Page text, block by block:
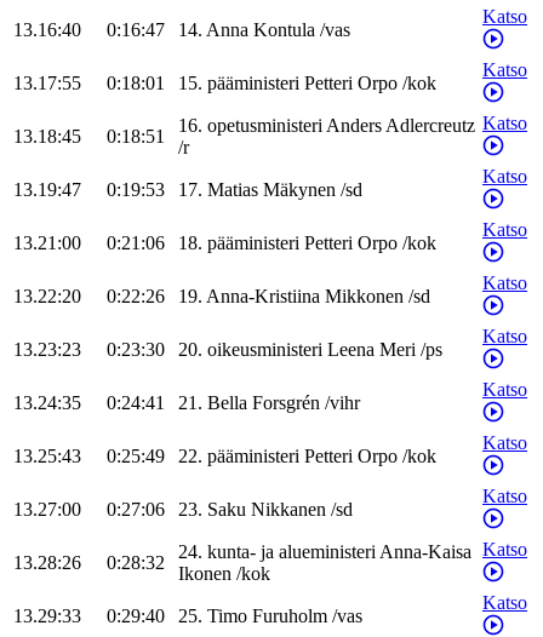
13.16:40 0:16:47 14. Anna Kontula /vas
Katso
13.17:55 0:18:01 15. pääministeri Petteri Orpo /kok
Katso
13.18:45 0:18:51
16. opetusministeriAndersAdlercreutz
/r
Katso
13.19:47 0:19:53 17. Matias Mäkynen /sd
Katso
13.21:00 0:21:06 18. pääministeri Petteri Orpo /kok
Katso
13.22:20 0:22:26 19. Anna-Kristiina Mikkonen /sd
Katso
13.23:23 0:23:30 20. oikeusministeri Leena Meri /ps
Katso
13.24:35 0:24:41 21. Bella Forsgrén /vihr
Katso
13.25:43 0:25:49 22. pääministeri Petteri Orpo /kok
Katso
13.27:00 0:27:06 23. Saku Nikkanen /sd
Katso
13.28:26 0:28:32
24. kunta- ja alueministeriAnna-Kaisa
Ikonen /kok
Katso
13.29:33 0:29:40 25. Timo Furuholm /vas
Katso